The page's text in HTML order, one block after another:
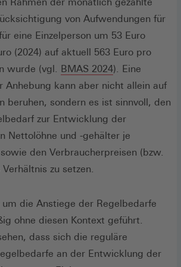
von Aufwendungen für
eine Einzelperson um 53 Euro
(2024) auf aktuell 563 Euro pro
wurde (vgl. BMAS 2024(Öffnet
in
einem
neuen
Fenster)
). Eine
Anhebung kann aber nicht allein auf
beruhen, sondern es ist sinnvoll, den
zur Entwicklung der
Nettolöhne und -gehälter je
den Verbraucherpreisen (bzw.
zu setzen.
um die Anstiege der Regelbedarfe
ohne diesen Kontext geführt.
dass sich die reguläre
an der Entwicklung der